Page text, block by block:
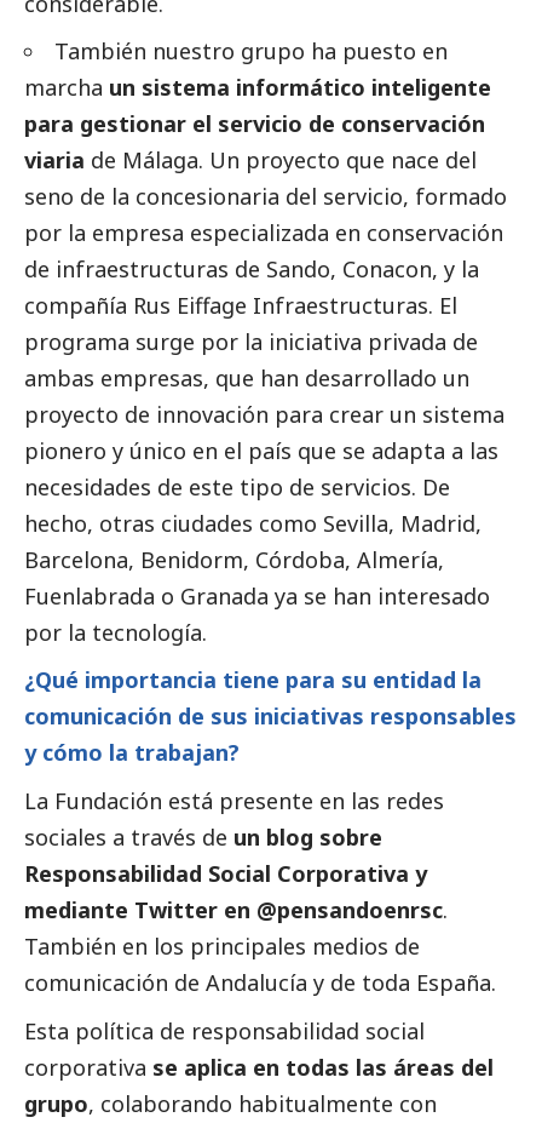
También nuestro grupo ha puesto en
marcha un sistema informático inteligente
para gestionar el servicio de conservación
viaria de Málaga. Un proyecto que nace del
seno de la concesionaria del servicio, formado
por la empresa especializada en conservación
de infraestructuras de Sando, Conacon, y la
compañía Rus Eiffage Infraestructuras. El
programa surge por la iniciativa privada de
ambas empresas, que han desarrollado un
proyecto de innovación para crear un sistema
pionero y único en el país que se adapta a las
necesidades de este tipo de servicios. De
hecho, otras ciudades como Sevilla, Madrid,
Barcelona, Benidorm, Córdoba, Almería,
Fuenlabrada o Granada ya se han interesado
por la tecnología.
¿Qué importancia tiene para su entidad la
comunicación de sus iniciativas responsables
y cómo la trabajan?
La Fundación está presente en las redes
sociales a través de un blog sobre
Responsabilidad Social Corporativa y
mediante Twitter en @pensandoenrsc.
También en los principales medios de
comunicación de Andalucía y de toda España.
Esta política de responsabilidad social
corporativa se aplica en todas las áreas del
grupo, colaborando habitualmente con